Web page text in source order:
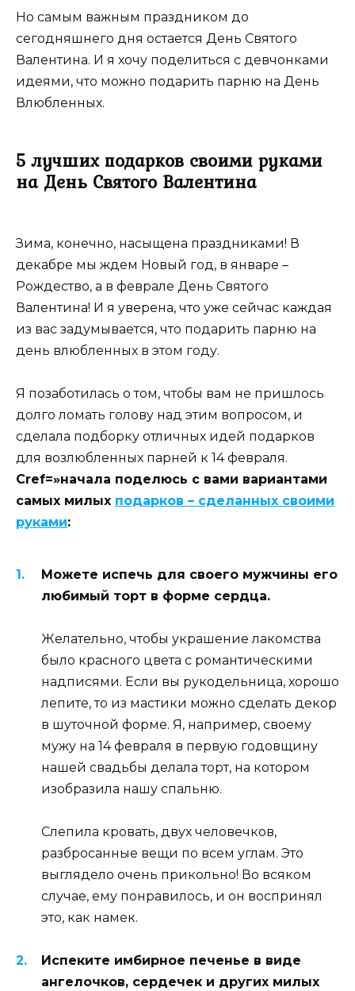
Но самым важным праздником до
сегодняшнего дня остается День Святого
Валентина. И я хочу поделиться с девчонками
идеями, что можно подарить парню на День
Влюбленных.
5 лучших подарков своими руками
на День Святого Валентина
Зима, конечно, насыщена праздниками! В
декабре мы ждем Новый год, в январе –
Рождество, а в феврале День Святого
Валентина! И я уверена, что уже сейчас каждая
из вас задумывается, что подарить парню на
день влюбленных в этом году.
Я позаботилась о том, чтобы вам не пришлось
долго ломать голову над этим вопросом, и
сделала подборку отличных идей подарков
для возлюбленных парней к 14 февраля.
Сref=»начала поделюсь с вами вариантами
самых милых подарков – сделанных своими
руками:
Можете испечь для своего мужчины его
любимый торт в форме сердца.
Желательно, чтобы украшение лакомства
было красного цвета с романтическими
надписями. Если вы рукодельница, хорошо
лепите, то из мастики можно сделать декор
в шуточной форме. Я, например, своему
мужу на 14 февраля в первую годовщину
нашей свадьбы делала торт, на котором
изобразила нашу спальню.
Слепила кровать, двух человечков,
разбросанные вещи по всем углам. Это
выглядело очень прикольно! Во всяком
случае, ему понравилось, и он воспринял
это, как намек.
Испеките имбирное печенье в виде
ангелочков, сердечек и других милых